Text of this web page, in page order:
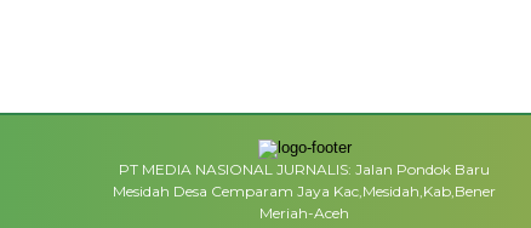
PT MEDIA NASIONAL JURNALIS: Jalan Pondok Baru
Mesidah Desa Cemparam Jaya Kac,Mesidah,Kab,Bener
Meriah-Aceh